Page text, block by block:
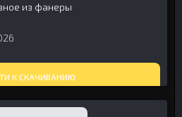
из фанеры
К СКАЧИВАНИЮ